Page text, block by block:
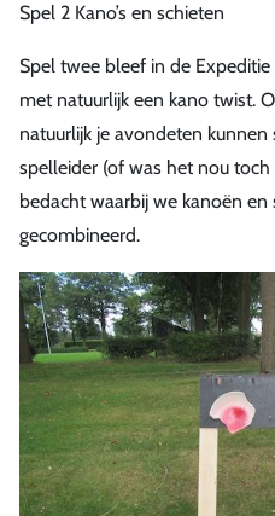
Spel 2 Kano’s en schieten
Spel twee bleef in de
met natuurlijk een kano twist.
natuurlijk je avondeten
spelleider (of was het nou toch
bedacht waarbij we kanoën en
gecombineerd.